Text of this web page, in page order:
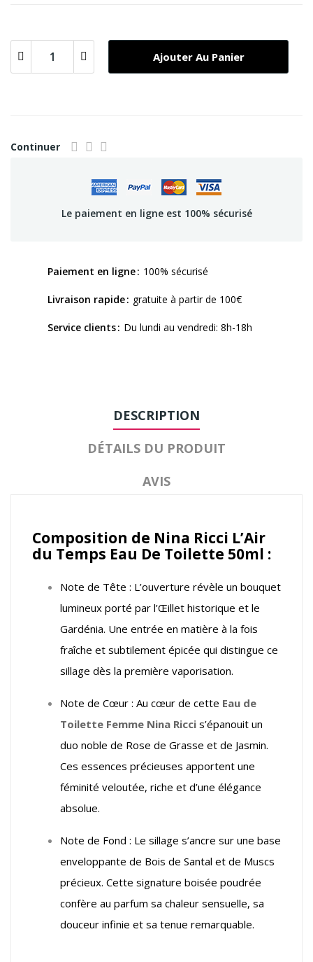
Ajouter Au Panier
Continuer
Le paiement en ligne est 100% sécurisé
Paiement en ligne 100% sécurisé
Livraison rapide gratuite à partir de 100€
Service clients Du lundi au vendredi: 8h-18h
DESCRIPTION
DÉTAILS DU PRODUIT
AVIS
Composition de Nina Ricci L’Air
du Temps Eau De Toilette 50ml :
Note de Tête : L’ouverture révèle un bouquet
lumineux porté par l’Œillet historique et le
Gardénia. Une entrée en matière à la fois
fraîche et subtilement épicée qui distingue ce
sillage dès la première vaporisation.
Note de Cœur : Au cœur de cette Eau de
Toilette Femme Nina Ricci s’épanouit un
duo noble de Rose de Grasse et de Jasmin.
Ces essences précieuses apportent une
féminité veloutée, riche et d’une élégance
absolue.
Note de Fond : Le sillage s’ancre sur une base
enveloppante de Bois de Santal et de Muscs
précieux. Cette signature boisée poudrée
confère au parfum sa chaleur sensuelle, sa
douceur infinie et sa tenue remarquable.